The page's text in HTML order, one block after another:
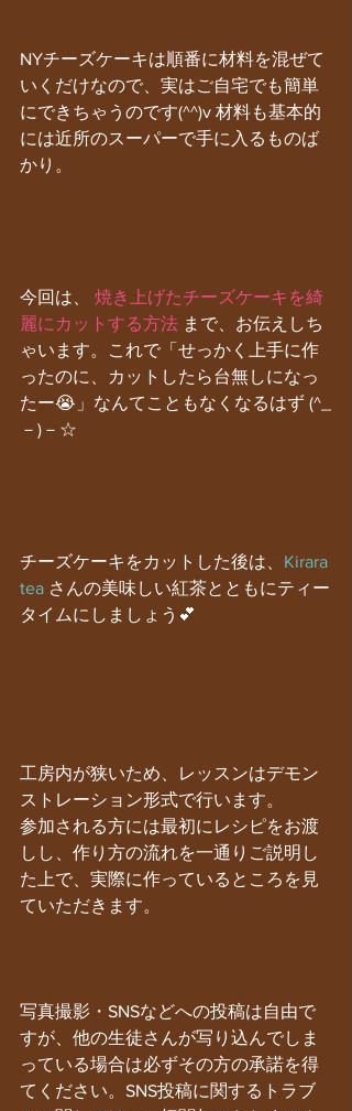
NYチーズケーキは順番に材料を混ぜて
いくだけなので、実はご自宅でも簡単
にできちゃうのです(^^)v 材料も基本的
には近所のスーパーで手に入るものば
かり。
今回は、 焼き上げたチーズケーキを綺
麗にカットする方法 まで、お伝えしち
ゃいます。これで「せっかく上手に作
ったのに、カットしたら台無しになっ
たー😭」なんてこともなくなるはず (^_
－)－☆
チーズケーキをカットした後は、 Kirara
tea さんの美味しい紅茶とともにティー
タイムにしましょう💕
工房内が狭いため、レッスンはデモン
ストレーション形式で行います。
参加される方には最初にレシピをお渡
しし、作り方の流れを一通りご説明し
た上で、実際に作っているところを見
ていただきます。
写真撮影・SNSなどへの投稿は自由で
すが、他の生徒さんが写り込んでしま
っている場合は必ずその方の承諾を得
てください。SNS投稿に関するトラブ